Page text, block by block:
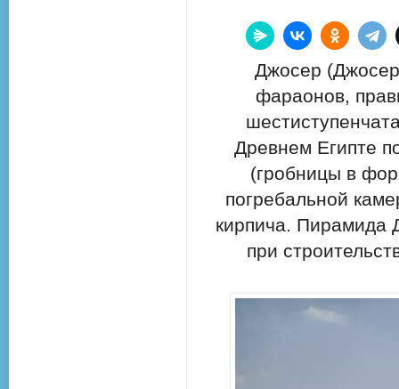
Джосер
фараонов,
Древнем Египте
(гробницы в
погребальной
кирпича. Пирамида
при